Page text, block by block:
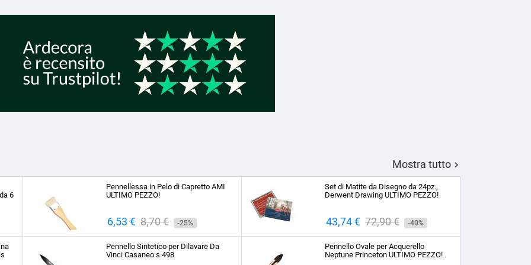
Mostra tutto 
6
Pennellessa in Pelo di Capretto AMI
ULTIMO PEZZO!
Prezzo
6,53 € Prezzo
base
8,70 € -25%
Set di Matite da Disegno da 24pz.,
Derwent Drawing ULTIMO PEZZO!
Prezzo
43,74 € Prezzo
base
72,90 € -40%
Pennello Sintetico per Dilavare Da
Vinci Casaneo s.498
Pennello Ovale per Acquerello
Neptune Princeton ULTIMO PEZZO!